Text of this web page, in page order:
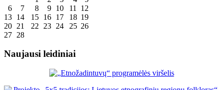
6
7 8 9 10 11
12
13 14 15 16 17 18 19
20 21 22 23 24 25 26
27 28
Naujausi leidiniai